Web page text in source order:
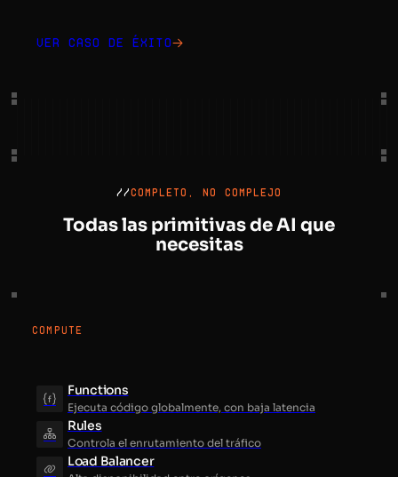
Ver caso de éxito
//COMPLETO, NO COMPLEJO
Todas las primitivas de AI que
necesitas
COMPUTE
Functions
Ejecuta código globalmente, con baja latencia
Rules
Controla el enrutamiento del tráfico
Load Balancer